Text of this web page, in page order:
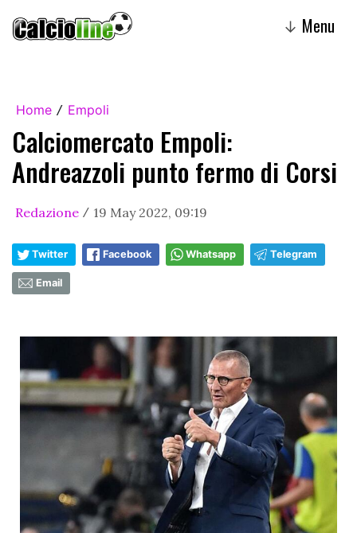
↓ Menu
Home / Empoli
Calciomercato Empoli:
Andreazzoli punto fermo di Corsi
Redazione / 19 May 2022, 09:19
Twitter Facebook Whatsapp Telegram
Email